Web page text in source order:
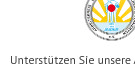
Unterstützen Sie